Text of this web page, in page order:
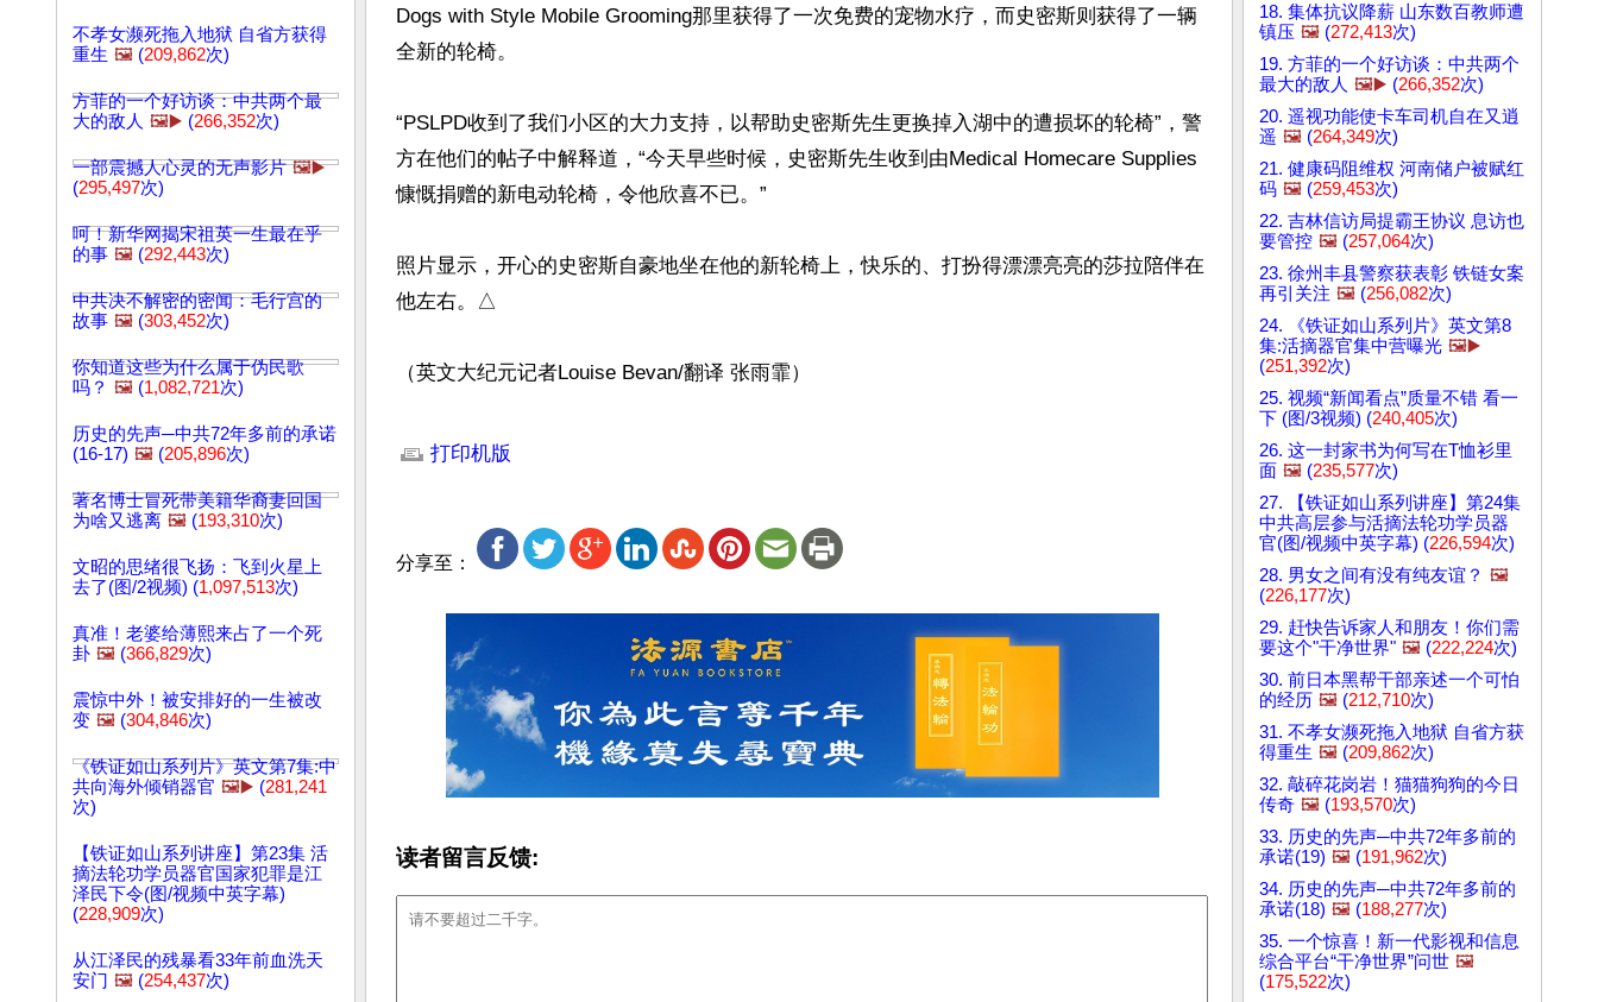
不孝女濒死拖入地狱 自省方获得
重生 🖼️ (209,862次)
方菲的一个好访谈：中共两个最
大的敌人 🖼️▶️ (266,352次)
一部震撼人心灵的无声影片 🖼️▶️
(295,497次)
呵！新华网揭宋祖英一生最在乎
的事 🖼️ (292,443次)
中共决不解密的密闻：毛行宫的
故事 🖼️ (303,452次)
你知道这些为什么属于伪民歌
吗？ 🖼️ (1,082,721次)
历史的先声─中共72年多前的承诺
(16-17) 🖼️ (205,896次)
著名博士冒死带美籍华裔妻回国
为啥又逃离 🖼️ (193,310次)
文昭的思绪很飞扬：飞到火星上
去了(图/2视频) (1,097,513次)
真准！老婆给薄熙来占了一个死
卦 🖼️ (366,829次)
震惊中外！被安排好的一生被改
变 🖼️ (304,846次)
《铁证如山系列片》英文第7集:中
共向海外倾销器官 🖼️▶️ (281,241
次)
【铁证如山系列讲座】第23集 活
摘法轮功学员器官国家犯罪是江
泽民下令(图/视频中英字幕)
(228,909次)
从江泽民的残暴看33年前血洗天
安门 🖼️ (254,437次)
Dogs with Style Mobile Grooming那里获得了一次免费的宠物水疗，而史密斯则获得了一辆
全新的轮椅。
“PSLPD收到了我们小区的大力支持，以帮助史密斯先生更换掉入湖中的遭损坏的轮椅”，警
方在他们的帖子中解释道，“今天早些时候，史密斯先生收到由Medical Homecare Supplies
慷慨捐赠的新电动轮椅，令他欣喜不已。”
照片显示，开心的史密斯自豪地坐在他的新轮椅上，快乐的、打扮得漂漂亮亮的莎拉陪伴在
他左右。△
（英文大纪元记者Louise Bevan/翻译 张雨霏）
打印机版
分享至：
读者留言反馈:
18. 集体抗议降薪 山东数百教师遭
镇压 🖼️ (272,413次)
19. 方菲的一个好访谈：中共两个
最大的敌人 🖼️▶️ (266,352次)
20. 遥视功能使卡车司机自在又逍
遥 🖼️ (264,349次)
21. 健康码阻维权 河南储户被赋红
码 🖼️ (259,453次)
22. 吉林信访局提霸王协议 息访也
要管控 🖼️ (257,064次)
23. 徐州丰县警察获表彰 铁链女案
再引关注 🖼️ (256,082次)
24. 《铁证如山系列片》英文第8
集:活摘器官集中营曝光 🖼️▶️
(251,392次)
25. 视频“新闻看点”质量不错 看一
下 (图/3视频) (240,405次)
26. 这一封家书为何写在T恤衫里
面 🖼️ (235,577次)
27. 【铁证如山系列讲座】第24集
中共高层参与活摘法轮功学员器
官(图/视频中英字幕) (226,594次)
28. 男女之间有没有纯友谊？ 🖼️
(226,177次)
29. 赶快告诉家人和朋友！你们需
要这个"干净世界" 🖼️ (222,224次)
30. 前日本黑帮干部亲述一个可怕
的经历 🖼️ (212,710次)
31. 不孝女濒死拖入地狱 自省方获
得重生 🖼️ (209,862次)
32. 敲碎花岗岩！猫猫狗狗的今日
传奇 🖼️ (193,570次)
33. 历史的先声─中共72年多前的
承诺(19) 🖼️ (191,962次)
34. 历史的先声─中共72年多前的
承诺(18) 🖼️ (188,277次)
35. 一个惊喜！新一代影视和信息
综合平台“干净世界”问世 🖼️
(175,522次)